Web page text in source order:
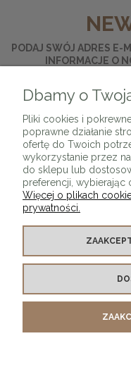
PODAJ SWÓJ ADRES E-
INFORMACJE O
KONTAKT Z NAMI
MOJE KONTO
Dbamy o
Pliki cookies i
poprawne działanie
ofertę do Twoich
wykorzystanie przez
do sklepu lub
preferencji, wybierając
Więcej o plikach
prywatności.